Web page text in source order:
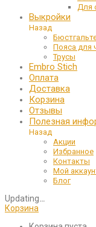
Для
Выкройки
Назад
Пояса для
Трусы
Embro Stich
Оплата
Доставка
Корзина
Отзывы
Полезная
Назад
Акции
Избранное
Контакты
Мой
Блог
Updating…
Корзина